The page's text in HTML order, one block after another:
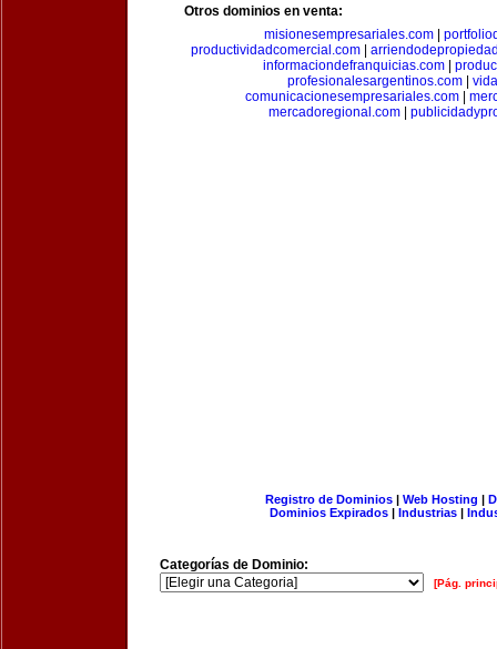
Otros dominios en venta:
misionesempresariales.com
productividadcomercial.com
informaciondefranquicias.com
profesionalesargentinos.com|
comunicacionesempresariales.com
mercadoregional.com
Registro de Dominios| Web Hosting |
Dominios Expirados | Industrias |
Categorías de Dominio:
[Pág.